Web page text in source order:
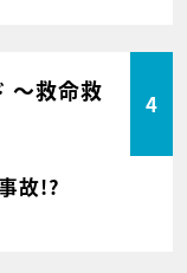
～救命救
4
故!?